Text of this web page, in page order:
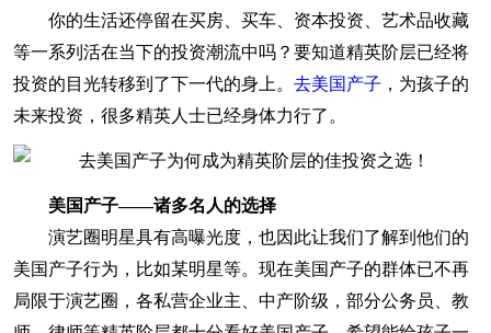
你的生活还停留在买房、买车、资本投资、艺术品收藏
等一系列活在当下的投资潮流中吗？要知道精英阶层已经将
投资的目光转移到了下一代的身上。 去美国产子 ，为孩子的
未来投资，很多精英人士已经身体力行了。
美国产子——诸多名人的选择
演艺圈明星具有高曝光度，也因此让我们了解到他们的
美国产子行为，比如某明星等。现在美国产子的群体已不再
局限于演艺圈，各私营企业主、中产阶级，部分公务员、教